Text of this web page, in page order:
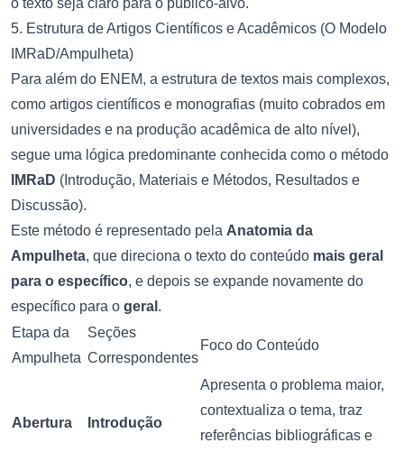
o texto seja claro para o público-alvo.
5. Estrutura de Artigos Científicos e Acadêmicos (O Modelo
IMRaD/Ampulheta)
Para além do ENEM, a estrutura de textos mais complexos,
como artigos científicos e monografias (muito cobrados em
universidades e na produção acadêmica de alto nível),
segue uma lógica predominante conhecida como o método
IMRaD (Introdução, Materiais e Métodos, Resultados e
Discussão).
Este método é representado pela Anatomia da
Ampulheta, que direciona o texto do conteúdo mais geral
para o específico, e depois se expande novamente do
específico para o geral .
Etapa da
Ampulheta
Seções
Correspondentes
Foco do Conteúdo
Abertura Introdução
Apresenta o problema maior,
contextualiza o tema, traz
referências bibliográficas e